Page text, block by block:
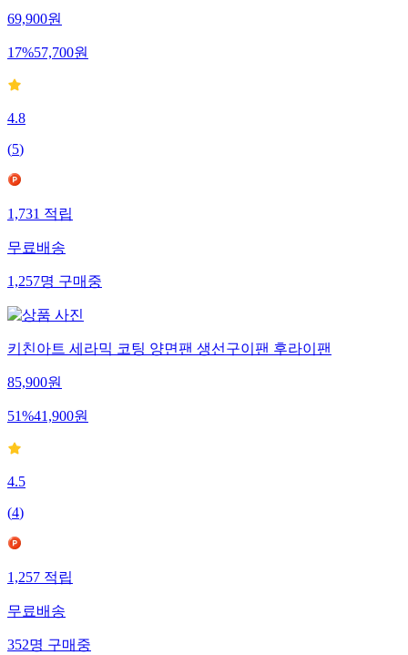
69,900원
17%57,700원
4.8
(5)
1,731 적립
무료배송
1,257명 구매중
키친아트 세라믹 코팅 양면팬 생선구이팬 후라이팬
85,900원
51%41,900원
4.5
(4)
1,257 적립
무료배송
352명 구매중